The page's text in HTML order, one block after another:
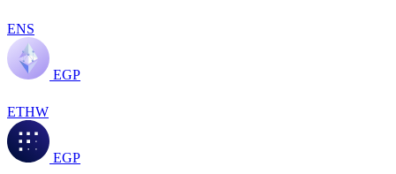
ENS
EGP
ETHW
EGP